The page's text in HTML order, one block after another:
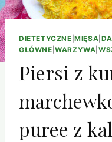
DIETETYCZNE |MIĘSA
GŁÓWNE |WARZYWA
Piersi z
puree z